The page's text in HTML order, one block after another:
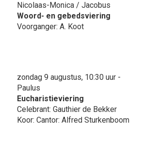
Nicolaas-Monica / Jacobus
Woord- en gebedsviering
Voorganger: A. Koot
zondag 9 augustus, 10:30 uur -
Paulus
Eucharistieviering
Celebrant: Gauthier de Bekker
Koor: Cantor: Alfred Sturkenboom